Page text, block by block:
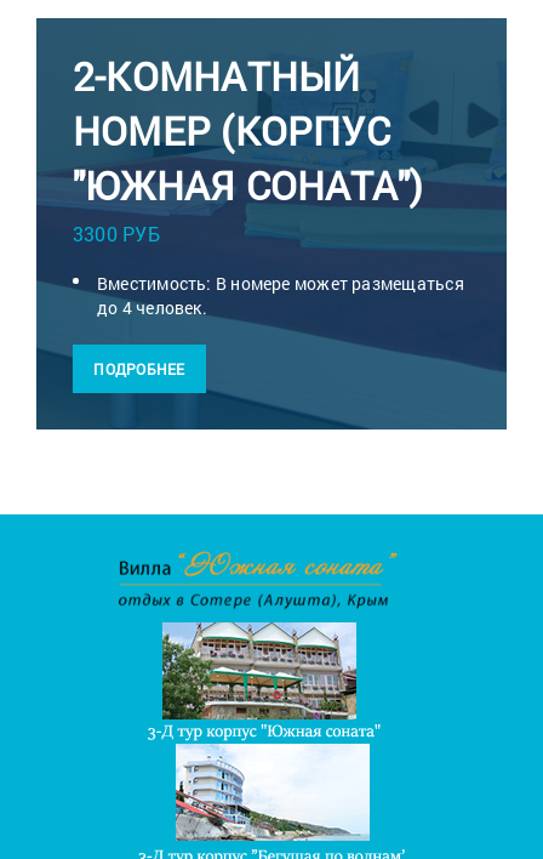
2-КОМНАТНЫЙ
НОМЕР (КОРПУС
"ЮЖНАЯ СОНАТА")
3300 РУБ
Вместимость: В номере может размещаться
до 4 человек.
ПОДРОБНЕЕ